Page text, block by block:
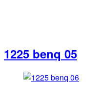
1225 benq 05